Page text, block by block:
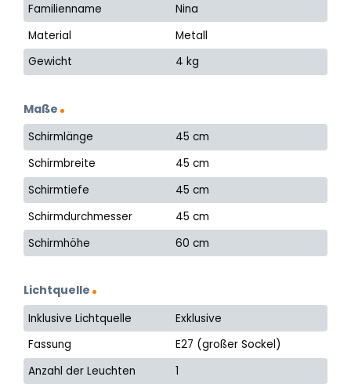
Familienname
Nina
Material
Metall
Gewicht
4 kg
Maße
Schirmlänge
45 cm
Schirmbreite
45 cm
Schirmtiefe
45 cm
Schirmdurchmesser
45 cm
Schirmhöhe
60 cm
Lichtquelle
Inklusive Lichtquelle
Exklusive
Fassung
E27 (großer Sockel)
Anzahl der Leuchten
1